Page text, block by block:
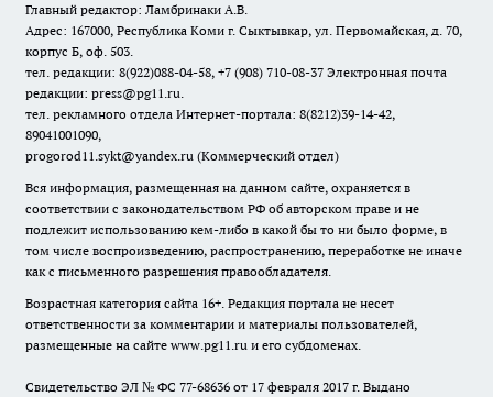
Главный редактор: Ламбринаки А.В.
Адрес: 167000, Республика Коми г. Сыктывкар, ул. Первомайская, д. 70,
корпус Б, оф. 503.
тел. редакции: 8(922)088-04-58, +7 (908) 710-08-37 Электронная почта
редакции: press@pg11.ru.
тел. рекламного отдела Интернет-портала: 8(8212)39-14-42,
89041001090,
progorod11.sykt@yandex.ru (Коммерческий отдел)
Вся информация, размещенная на данном сайте, охраняется в
соответствии с законодательством РФ об авторском праве и не
подлежит использованию кем-либо в какой бы то ни было форме, в
том числе воспроизведению, распространению, переработке не иначе
как с письменного разрешения правообладателя.
Возрастная категория сайта 16+. Редакция портала не несет
ответственности за комментарии и материалы пользователей,
размещенные на сайте www.pg11.ru и его субдоменах.
Свидетельство ЭЛ № ФС 77-68636 от 17 февраля 2017 г. Выдано